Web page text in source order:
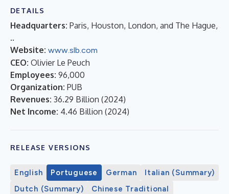
DETAILS
Headquarters: Paris, Houston, London, and The Hague,
..
Website: www.slb.com
CEO: Olivier Le Peuch
Employees: 96,000
Organization: PUB
Revenues: 36.29 Billion (2024)
Net Income: 4.46 Billion (2024)
RELEASE VERSIONS
English Portuguese German
Italian (Summary)
Dutch (Summary)
Chinese Traditional